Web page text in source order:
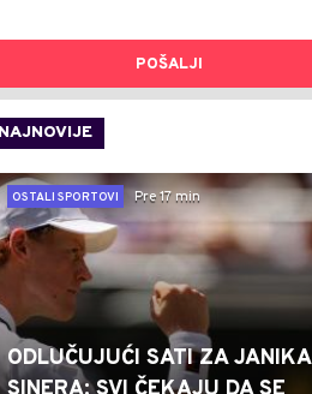
POŠALJI
NAJNOVIJE
OSTALI SPORTOVI
Pre 17 min
ODLUČUJUĆI SATI ZA JANIKA